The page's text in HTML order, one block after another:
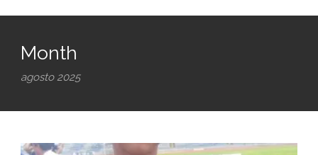
Month
agosto 2025